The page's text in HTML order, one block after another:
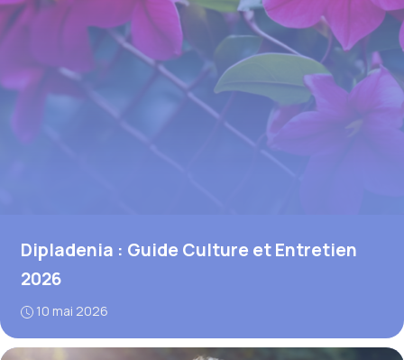
Dipladenia : Guide Culture et Entretien
2026
10 mai 2026